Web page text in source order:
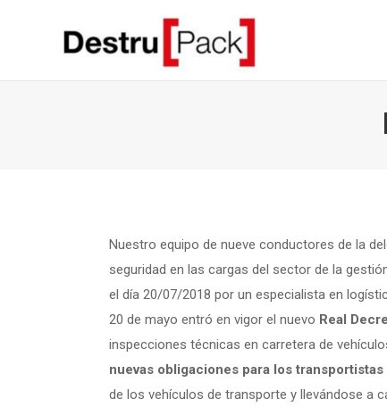
Nuestro equipo de nueve conductores de la
seguridad en las cargas del sector de la
el día 20/07/2018 por un especialista en
20 de mayo entró en vigor el nuevo Real
inspecciones técnicas en carretera de
nuevas obligaciones para los
de los vehículos de transporte y llevándose a